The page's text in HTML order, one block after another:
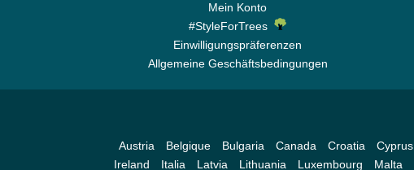
Mein Konto
#StyleForTrees
Einwilligungspräferenzen
Allgemeine Geschäftsbedingungen
Austria Belgique Bulgaria Canada Croatia Cyprus
Ireland
Italia Latvia Lithuania Luxembourg Malta